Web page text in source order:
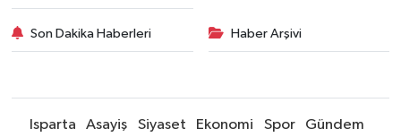
Son Dakika Haberleri Haber Arşivi
Isparta Asayiş Siyaset Ekonomi Spor Gündem